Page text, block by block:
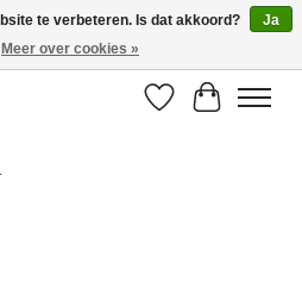
31/07 t;e.m. 17/8
Verlanglijst
te verbeteren. Is dat akkoord?
Ja
Meer over cookies »